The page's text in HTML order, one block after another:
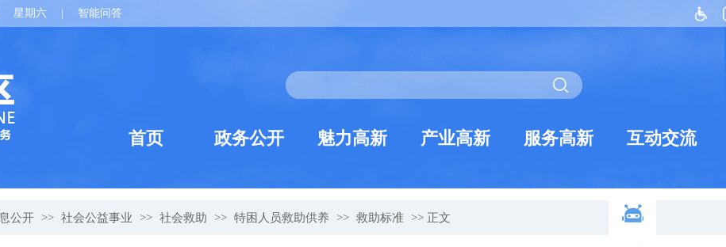
星期六 智能问答
首页 政务公开 魅力高新 产业高新 服务高新 互动交流
公开 >> 社会公益事业 >> 社会救助 >> 特困人员救助供养 >> 救助标准 >> 正文